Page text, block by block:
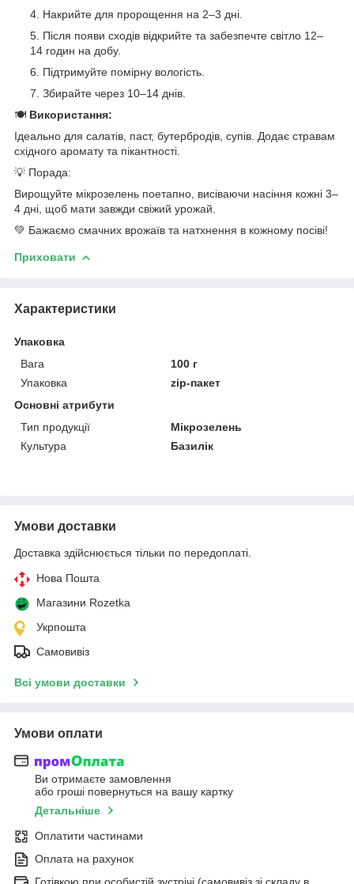
Накрийте для пророщення на 2–3 дні.
Після появи сходів відкрийте та забезпечте світло 12–
14 годин на добу.
Підтримуйте помірну вологість.
Збирайте через 10–14 днів.
🍽 Використання:
Ідеально для салатів, паст, бутербродів, супів. Додає стравам
східного аромату та пікантності.
💡 Порада:
Вирощуйте мікрозелень поетапно, висіваючи насіння кожні 3–
4 дні, щоб мати завжди свіжий урожай.
💚 Бажаємо смачних врожаїв та натхнення в кожному посіві!
Приховати
Характеристики
Упаковка
Вага
100 г
Упаковка
zip-пакет
Основні атрибути
Тип продукції
Мікрозелень
Культура
Базилік
Умови доставки
Доставка здійснюється тільки по передоплаті.
Нова Пошта
Магазини Rozetka
Укрпошта
Самовивіз
Всі умови доставки
Умови оплати
Ви отримаєте замовлення
або гроші повернуться на вашу картку
Детальніше
Оплатити частинами
Оплата на рахунок